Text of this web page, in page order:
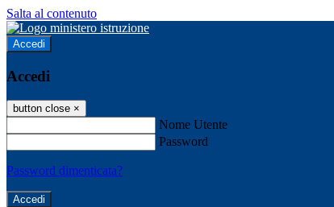
Salta al contenuto
Accedi
Accedi
button close ×
Nome Utente
Password
Password dimenticata?